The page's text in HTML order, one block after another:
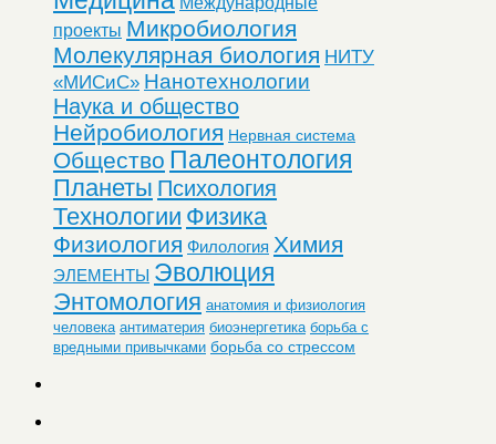
проекты Микробиология
Молекулярная биология НИТУ
«МИСиС» Нанотехнологии
Наука и общество
Нейробиология Нервная система
Общество Палеонтология
Планеты Психология
Технологии Физика
Физиология Филология Химия
ЭЛЕМЕНТЫ Эволюция
Энтомология анатомия и физиология
человека антиматерия биоэнергетика борьба с
вредными привычками борьба со стрессом